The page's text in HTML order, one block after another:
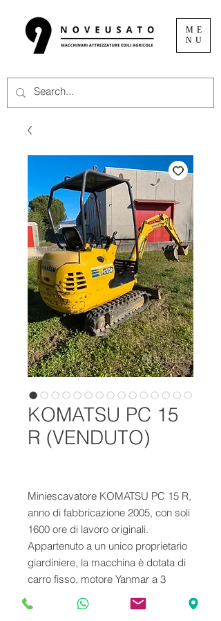
ME
NU
KOMATSU PC 15
R (VENDUTO)
Miniescavatore KOMATSU PC 15 R,
anno di fabbricazione 2005, con soli
1600 ore di lavoro originali.
Appartenuto a un unico proprietario
giardiniere, la macchina è dotata di
carro fisso, motore Yanmar a 3
cilindri raffreddato a liquido, braccio
lungo e impianto martello. Il peso